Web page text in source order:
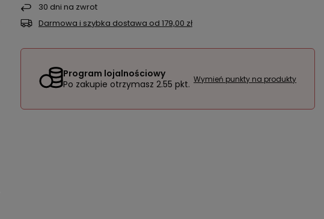
30 dni na zwrot
Darmowa i szybka dostawa od 179,00 zł
Program lojalnościowy
Po zakupie otrzymasz 2.55 pkt. Wymień punkty na produkty